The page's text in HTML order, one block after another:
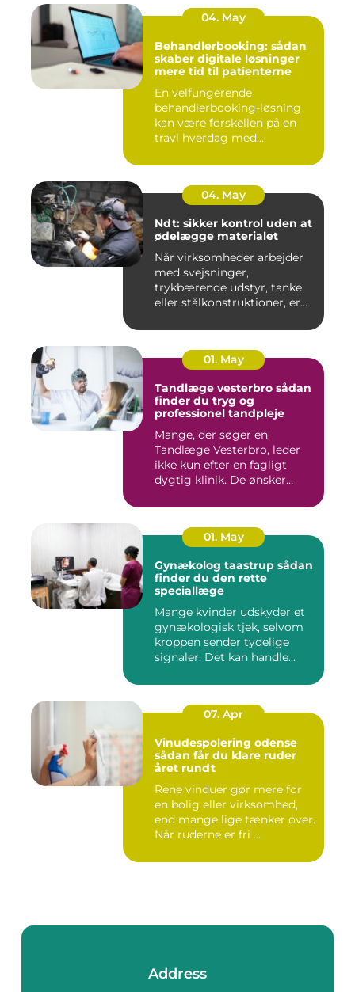
04. May
Behandlerbooking: sådan
skaber digitale løsninger
mere tid til patienterne
En velfungerende
behandlerbooking-løsning
kan være forskellen på en
travl hverdag med
04. May
Ndt: sikker kontrol uden at
ødelægge materialet
Når virksomheder arbejder
med svejsninger,
trykbærende udstyr, tanke
eller stålkonstruktioner, er
01. May
Tandlæge vesterbro sådan
finder du tryg og
professionel tandpleje
Mange, der søger en
Tandlæge Vesterbro, leder
ikke kun efter en fagligt
dygtig klinik. De ønsker
01. May
Gynækolog taastrup sådan
finder du den rette
speciallæge
Mange kvinder udskyder et
gynækologisk tjek, selvom
kroppen sender tydelige
signaler. Det kan handle...
07. Apr
Vinudespolering odense
sådan får du klare ruder
året rundt
Rene vinduer gør mere for
en bolig eller virksomhed,
end mange lige tænker over.
Når ruderne er fri ...
Address